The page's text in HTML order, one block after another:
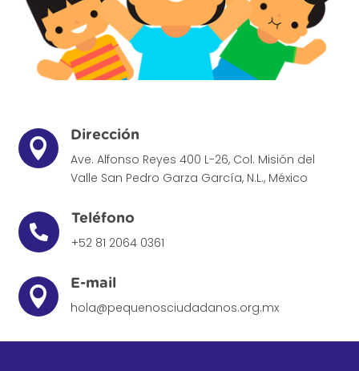

Dirección
Ave. Alfonso Reyes 400 L-26, Col. Misión del
Valle San Pedro Garza García, N.L., México

Teléfono
+52 81 2064 0361

E-mail
hola@pequenosciudadanos.org.mx